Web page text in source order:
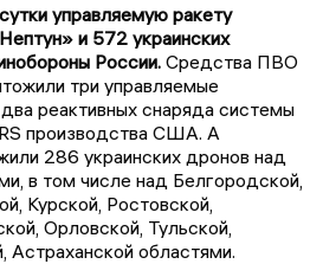
управляемую ракету
и 572 украинских
России. Средства ПВО
три управляемые
реактивных снаряда системы
производства США. А
286 украинских дронов над
в том числе над Белгородской,
Курской, Ростовской,
Орловской, Тульской,
Астраханской областями.